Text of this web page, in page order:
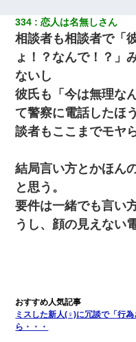
334 恋人は名無しさん
相談者も相談者で「
ょ！？なんで！？」
ないし
彼氏も「今は無理な
て警察に電話したほ
談者もここまでモヤ
結局言い方とかほん
と思う。
要件は一緒でも言い
うし、顔の見えない
ミスした新人(♀)に冗談で「行
ら・・・